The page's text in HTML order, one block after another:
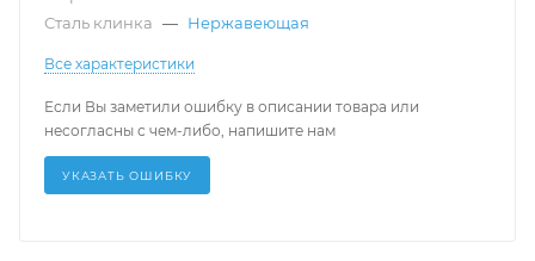
Сталь клинка — Нержавеющая
Все характеристики
Если Вы заметили ошибку в описании товара или
несогласны с чем-либо, напишите нам
УКАЗАТЬ ОШИБКУ